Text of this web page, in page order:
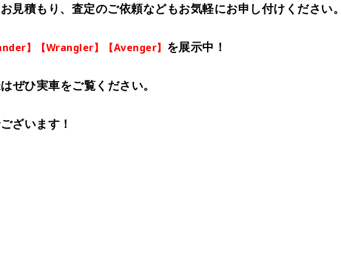
見積もり、査定のご依頼などもお気軽にお申し付けください。
】【Wrangler】【Avenger】 を展示中！
ぜひ実車をご覧ください。
ざいます！